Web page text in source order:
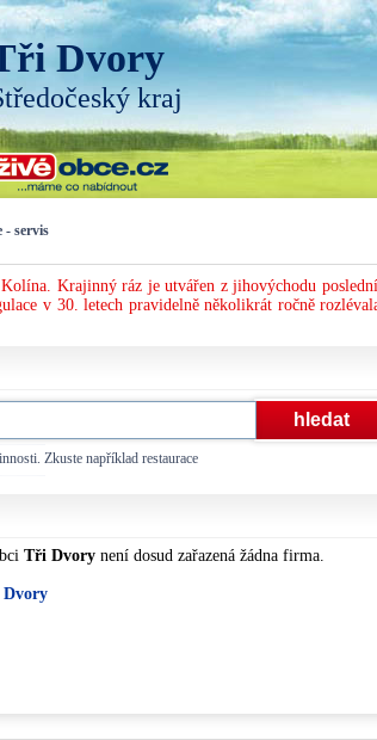
Dvory
kraj
- servis
Krajinný ráz je utvářen z jihovýchodu
v 30. letech pravidelně několikrát ročně
Zkuste například restaurace
Tři Dvory není dosud zařazená žádna firma.